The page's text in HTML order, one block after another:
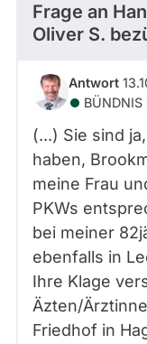
Frage an
Oliver S.
Antwort
BÜNDNIS
(...) Sie sind
haben,
meine Frau
PKWs
bei meiner
ebenfalls in
Ihre Klage
Äzten/
Friedhof in